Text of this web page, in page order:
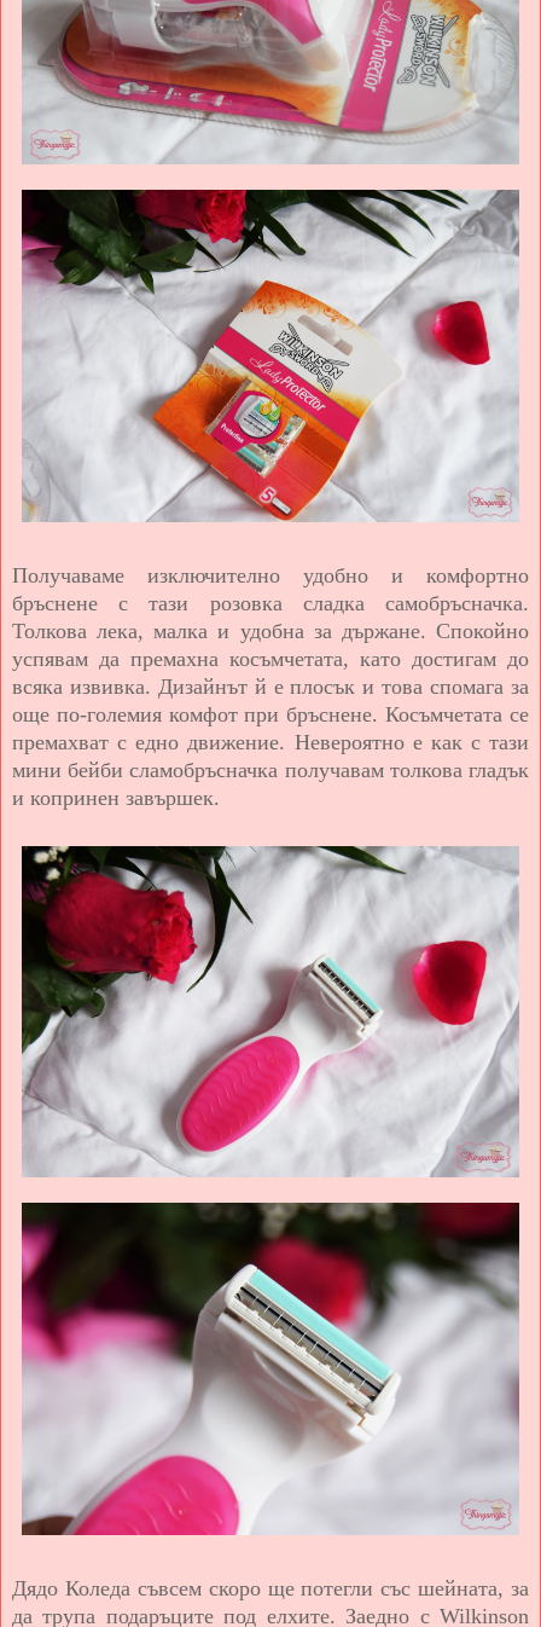
Получаваме изключително удобно и комфортно
бръснене с тази розовка сладка самобръсначка.
Толкова лека, малка и удобна за държане. Спокойно
успявам да премахна косъмчетата, като достигам до
всяка извивка. Дизайнът й е плосък и това спомага за
още по-големия комфот при бръснене. Косъмчетата се
премахват с едно движение. Невероятно е как с тази
мини бейби сламобръсначка получавам толкова гладък
и копринен завършек.
Дядо Коледа съвсем скоро ще потегли със шейната, за
да трупа подаръците под елхите. Заедно с Wilkinson